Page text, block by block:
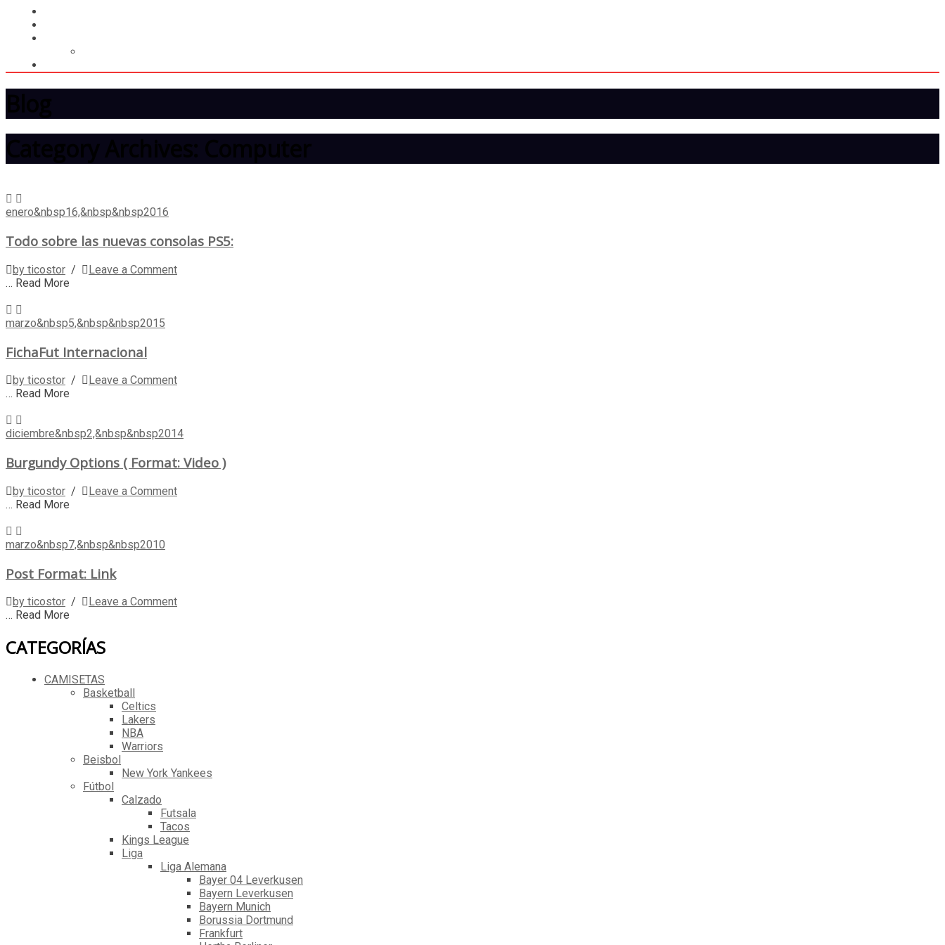
enero&nbsp16,&nbsp&nbsp2016
Todo sobre las nuevas consolas PS5:
by ticostor /
Leave a Comment
… Read More
marzo&nbsp5,&nbsp&nbsp2015
FichaFut Internacional
by ticostor /
Leave a Comment
… Read More
diciembre&nbsp2,&nbsp&nbsp2014
Burgundy Options ( Format: Video )
by ticostor /
Leave a Comment
… Read More
marzo&nbsp7,&nbsp&nbsp2010
Post Format: Link
by ticostor /
Leave a Comment
… Read More
CATEGORÍAS
CAMISETAS
Basketball
Celtics
Lakers
NBA
Warriors
Beisbol
New York Yankees
Fútbol
Calzado
Futsala
Tacos
Kings League
Liga
Liga Alemana
Bayer 04 Leverkusen
Bayern Leverkusen
Bayern Munich
Borussia Dortmund
Frankfurt